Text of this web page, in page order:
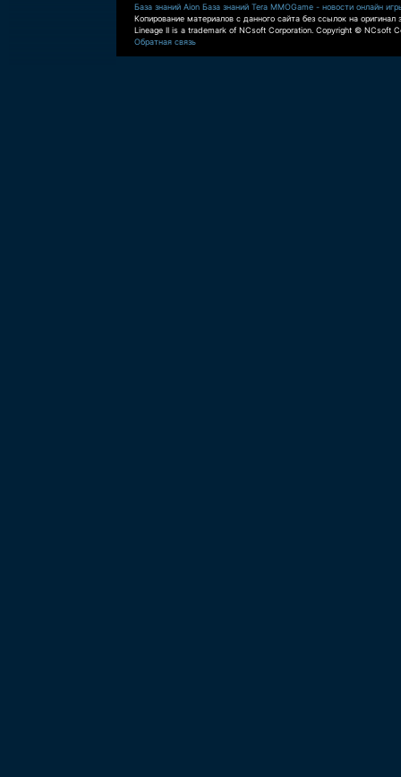
База знаний Aion База знаний Tera MMOGame - новости онлайн
Копирование материалов с данного сайта без ссылок на оригинал
Lineage II is a trademark of NCsoft Corporation. Copyright © NCsoft
Обратная связь